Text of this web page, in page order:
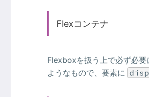
Flexコンテナ
Flexboxを扱う上で必ず必要
ようなもので、要素に